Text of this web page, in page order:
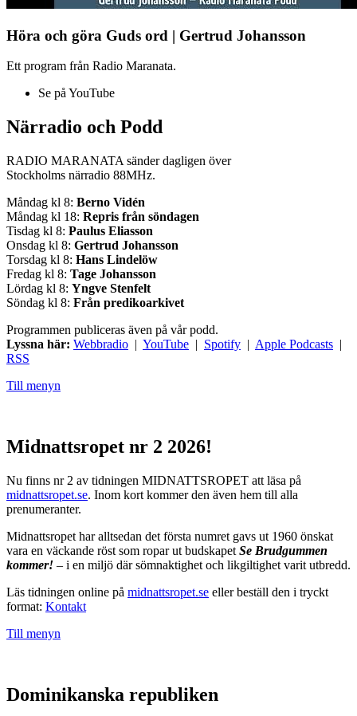
Höra och göra Guds ord | Gertrud Johansson
Ett program från Radio Maranata.
Se på YouTube
Närradio och Podd
RADIO MARANATA sänder dagligen över
Stockholms närradio 88MHz.
Måndag kl 8: Berno Vidén
Måndag kl 18: Repris från söndagen
Tisdag kl 8: Paulus Eliasson
Onsdag kl 8: Gertrud Johansson
Torsdag kl 8: Hans Lindelöw
Fredag kl 8: Tage Johansson
Lördag kl 8: Yngve Stenfelt
Söndag kl 8: Från predikoarkivet
Programmen publiceras även på vår podd.
Lyssna här: Webbradio | YouTube | Spotify | Apple Podcasts |
RSS
Till menyn
Midnattsropet nr 2 2026!
Nu finns nr 2 av tidningen MIDNATTSROPET att läsa på
midnattsropet.se. Inom kort kommer den även hem till alla
prenumeranter.
Midnattsropet har alltsedan det första numret gavs ut 1960 önskat
vara en väckande röst som ropar ut budskapet Se Brudgummen
kommer! – i en miljö där sömnaktighet och likgiltighet varit utbredd.
Läs tidningen online på midnattsropet.se eller beställ den i tryckt
format: Kontakt
Till menyn
Dominikanska republiken